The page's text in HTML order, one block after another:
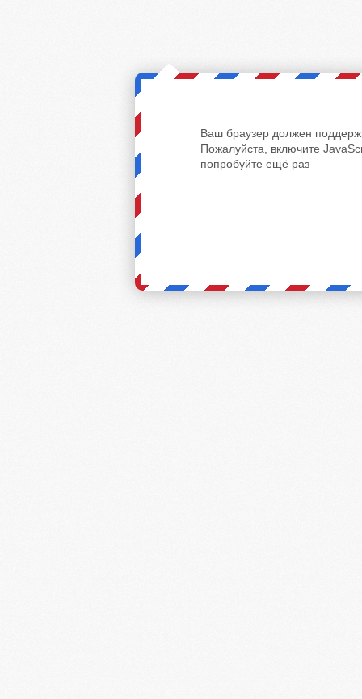
Ваш браузер должен
Пожалуйста, включите
попробуйте ещё раз